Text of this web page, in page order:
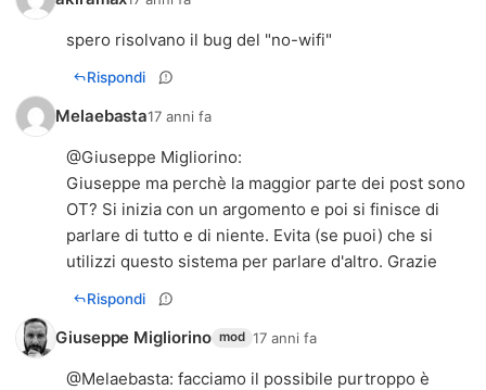
spero risolvano il bug del "no-wifi"
Rispondi
Melaebasta17 anni fa
@Giuseppe Migliorino:
Giuseppe ma perchè la maggior parte dei post sono
OT? Si inizia con un argomento e poi si finisce di
parlare di tutto e di niente. Evita (se puoi) che si
utilizzi questo sistema per parlare d'altro. Grazie
Rispondi
Giuseppe Migliorino mod 17 anni fa
@Melaebasta: facciamo il possibile purtroppo è